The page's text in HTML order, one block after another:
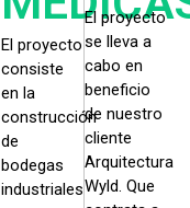
El proyecto
consiste
en la
construcción
de
bodegas
industriales
El proyecto
se lleva a
cabo en
beneficio
de nuestro
cliente
Arquitectura
Wyld. Que